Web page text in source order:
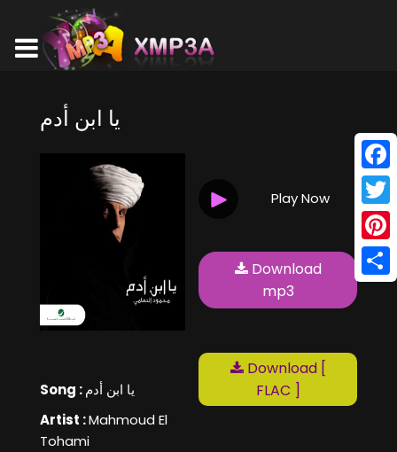
يا ابن أدم
Song :يا ابن أدم
Artist :Mahmoud El
Tohami
Play Now
Download
mp3
Download [
FLAC ]